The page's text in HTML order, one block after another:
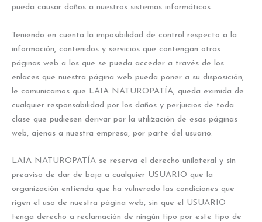
pueda causar daños a nuestros sistemas informáticos.
Teniendo en cuenta la imposibilidad de control respecto a la
información, contenidos y servicios que contengan otras
páginas web a los que se pueda acceder a través de los
enlaces que nuestra página web pueda poner a su disposición,
le comunicamos que LAIA NATUROPATÍA, queda eximida de
cualquier responsabilidad por los daños y perjuicios de toda
clase que pudiesen derivar por la utilización de esas páginas
web, ajenas a nuestra empresa, por parte del usuario.
LAIA NATUROPATÍA se reserva el derecho unilateral y sin
preaviso de dar de baja a cualquier USUARIO que la
organización entienda que ha vulnerado las condiciones que
rigen el uso de nuestra página web, sin que el USUARIO
tenga derecho a reclamación de ningún tipo por este tipo de